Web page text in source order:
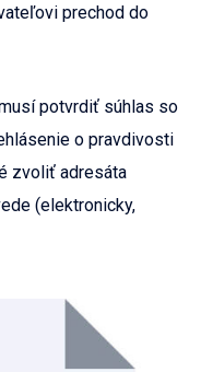
prechod do
potvrdiť súhlas so
o pravdivosti
zvoliť adresáta
(elektronicky,